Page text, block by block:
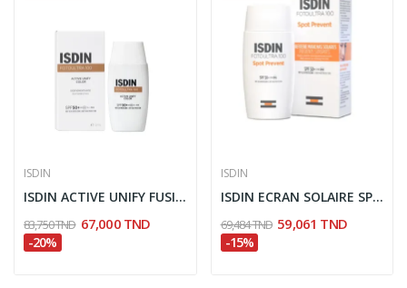
ISDIN
ISDIN ACTIVE UNIFY FUSION FLUID TEINTEE SPF 50+...
83,750 TND 67,000 TND
-20%
ISDIN
ISDIN ECRAN SOLAIRE SPOT PREVENT SPF50+ 50ML
69,484 TND 59,061 TND
-15%